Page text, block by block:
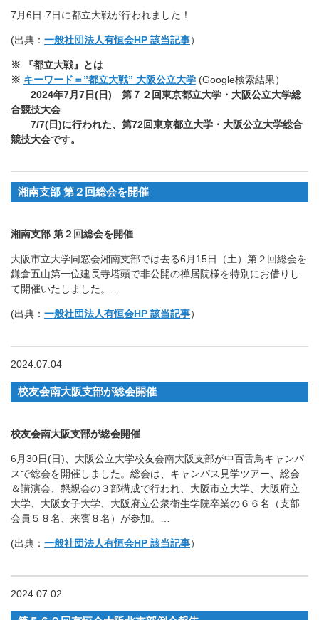
7月6日-7日に都立大戦が行われました！
(出典： 一般社団法人有恒会HP 該当記事）
※
『都立大戦』とは
※ キーワード＝”都立大戦” 大阪公立大学 (Google検索結果）
2024年7月7日(日) 第７２回東京都立大学・大阪公立大学総
合競技大会
7/7(日)に行われた、第72回東京都立大学・大阪公立大学総合
競技大会です。
湘南支部 第２回総会を開催
湘南支部 第２回総会を開催
大阪市立大学同窓会湘南支部では去る6月15日（土）第２回総会を
鎌倉五山第一位建長寺塔頭で非公開の禅居院様を特別にお借りし
て開催いたしました。…
(出典： 一般社団法人有恒会HP 該当記事）
2024.07.04
校友会南大阪支部が総会開催
校友会南大阪支部が総会開催
6月30日(日)、大阪公立大学校友会南大阪支部が中百舌鳥キャンパ
スで総会を開催しました。総会は、キャンパス見学ツアー、総会
＆講演会、懇親会の３部構成で行われ、大阪市立大学、大阪府立
大学、大阪女子大学、大阪府立公衆衛生学院卒業の６６名（支部
会員５８名、来賓８名）が参加。…
(出典： 一般社団法人有恒会HP 該当記事）
2024.07.02